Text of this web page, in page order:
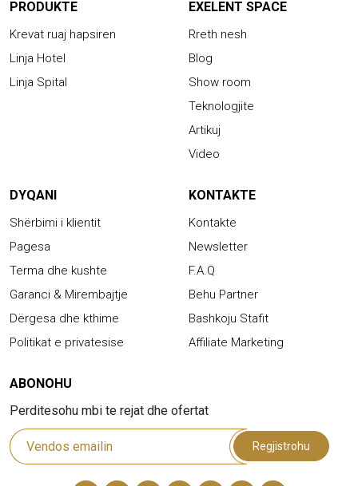
PRODUKTE
Krevat ruaj hapsiren
Linja Hotel
Linja Spital
EXELENT SPACE
Rreth nesh
Blog
Show room
Teknologjite
Artikuj
Video
DYQANI
Shërbimi i klientit
Pagesa
Terma dhe kushte
Garanci & Mirembajtje
Dërgesa dhe kthime
Politikat e privatesise
KONTAKTE
Kontakte
Newsletter
F.A.Q
Behu Partner
Bashkoju Stafit
Affiliate Marketing
ABONOHU
Perditesohu mbi te rejat dhe ofertat
Regjistrohu